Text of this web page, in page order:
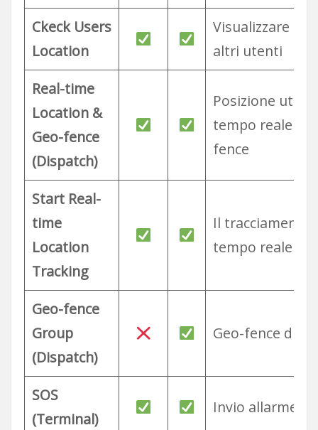
Ckeck Users
Location
Visualizzare
altri utenti
Real-time
Location &
Geo-fence
(Dispatch)
Posizione
tempo reale &
fence
Start Real-
time
Location
Tracking
Il tracciamento
tempo reale
Geo-fence
Group
(Dispatch)
Geo-fence di
SOS
(Terminal)
Invio allarme